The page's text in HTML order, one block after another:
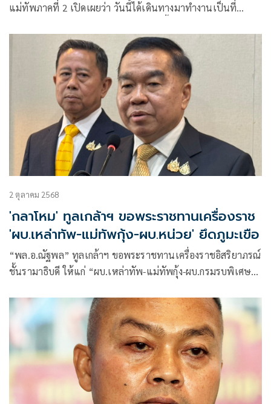
แม่ทัพภาคที่ 2 เปิดเผยว่า วันนี้ได้เดินทางมาทำงานเป็นที่
นโยบาย จากทางผู้บัญชาการทหารบกแล้ว
2 ตุลาคม 2568
'กลาโหม' ทูลเกล้าฯ ขอพระราชทานเครื่องราช
'ผบ.เหล่าทัพ-แม่ทัพกุ้ง-ผบ.หน่วย' ยึดภูมะเขือ
“พล.อ.ณัฐพล” ทูลเกล้าฯ ขอพระราชทานเครื่องราชอิสริยาภรณ์
ชั้นรามาธิบดี ให้แก่ “ผบ.เหล่าทัพ-แม่ทัพกุ้ง-ผบ.กรมรบพิเศษที่